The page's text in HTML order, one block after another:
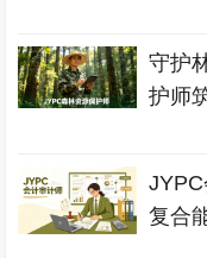
守护
护师
复合